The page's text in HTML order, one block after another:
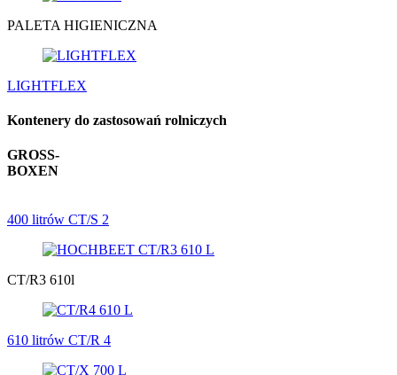
PALETA HIGIENICZNA
LIGHTFLEX
Kontenery do zastosowań rolniczych
GROSS-
BOXEN
400 litrów CT/S 2
CT/R3 610l
610 litrów CT/R 4